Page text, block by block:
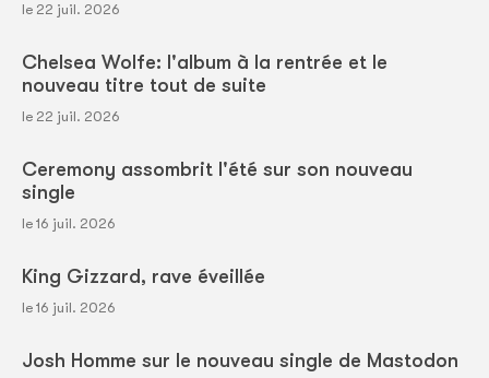
le 22 juil. 2026
Chelsea Wolfe: l'album à la rentrée et le
nouveau titre tout de suite
le 22 juil. 2026
Ceremony assombrit l'été sur son nouveau
single
le 16 juil. 2026
King Gizzard, rave éveillée
le 16 juil. 2026
Josh Homme sur le nouveau single de Mastodon